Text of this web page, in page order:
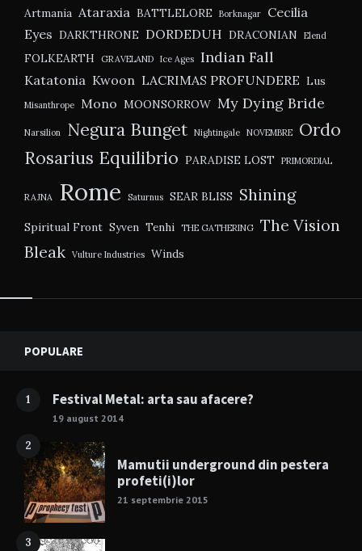
Artmania Ataraxia BATTLELORE Borknagar
Cecilia
Eyes DARKTHRONE DORDEDUH DRACONIAN Elend
FOLKEARTH GRAVELAND Ice Ages Indian Fall
Katatonia Kwoon LACRIMAS PROFUNDERE Lus
Misanthrope Mono MOONSORROW My Dying Bride
Narsilion Negura Bunget Nightingale NOVEMBRE
Ordo
Rosarius Equilibrio PARADISE LOST PRIMORDIAL
RAJNA Rome Saturnus SEAR BLISS Shining
Spiritual Front Syven Tenhi THE GATHERING The Vision
Bleak Vulture Industries Winds
Widgets
POPULARE
1 Festival Metal: arta sau afacere?
19 august 2014
2
Mamutii underground din pestera
profeti(i)lor
21 septembrie 2015
3